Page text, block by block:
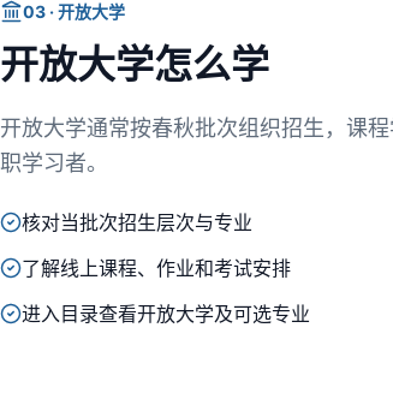
03 · 开放大学
开放大学怎么学
开放大学通常按春秋批次组织招生，课
职学习者。
核对当批次招生层次与专业
了解线上课程、作业和考试安排
进入目录查看开放大学及可选专业